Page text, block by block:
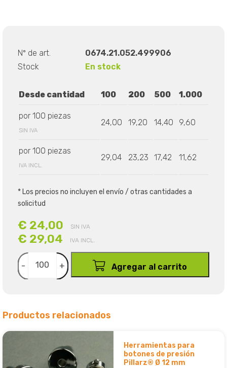
Nº de art.
0674.21.052.499906
Stock
En stock
Desde cantidad 100 200 500 1.000
por 100 piezas
SIN IVA
24,00 19,20 14,40 9,60
por 100 piezas
IVA INCL.
29,04 23,23 17,42 11,62
* Los precios no incluyen el envío / otras cantidades a
solicitud
€ 24,00 SIN IVA
€ 29,04 IVA INCL.
- + Agregar al carrito
Productos relacionados
Herramientas para
botones de presión
Pillarz® Ø 12 mm